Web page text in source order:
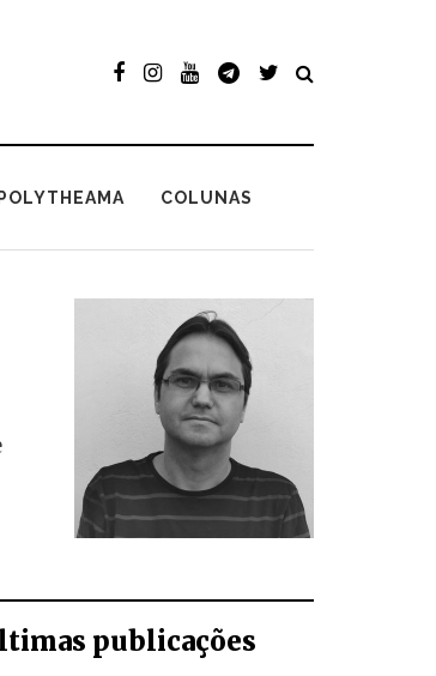
POLYTHEAMA COLUNAS
publicações